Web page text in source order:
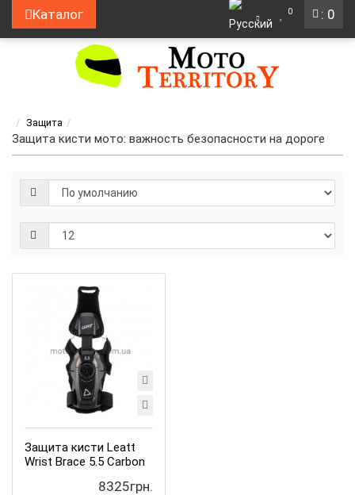
: 0
Каталог 0
Защита
Защита кисти мото: важность безопасности на дороге
Защита кисти Leatt
Wrist Brace 5.5 Carbon
8325грн.